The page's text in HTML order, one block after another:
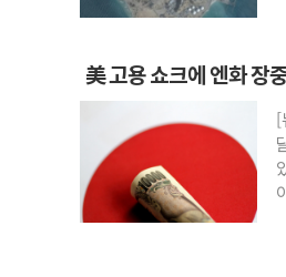
美 고용 쇼크에 엔화
[